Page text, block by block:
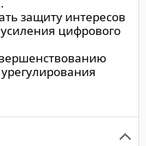
защиту интересов
цифрового